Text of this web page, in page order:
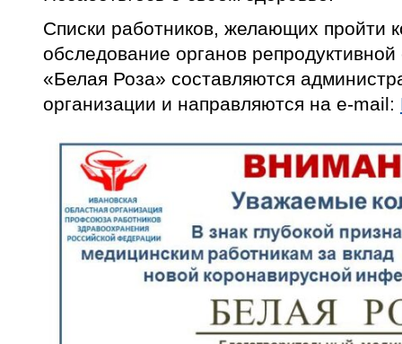
Списки работников, желающих пройти
обследование органов
«Белая Роза» составляются
организации и направляются на e-mail: